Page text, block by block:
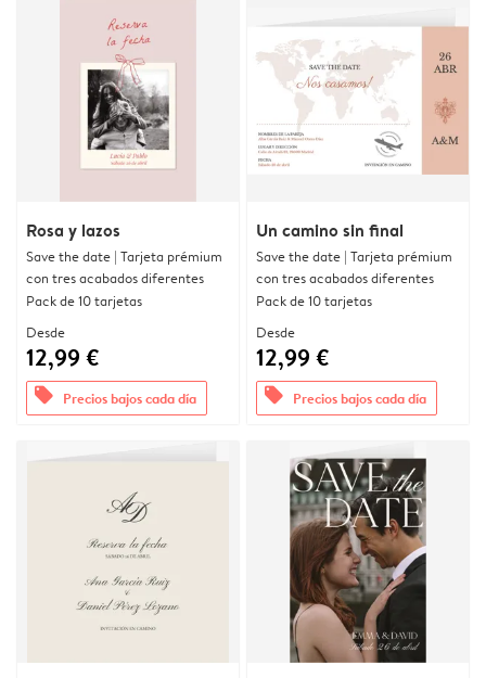
Rosa y lazos
Save the date | Tarjeta prémium
con tres acabados diferentes
Pack de 10 tarjetas
Desde
12,99 €
offers Precios bajos cada día
Un camino sin final
Save the date | Tarjeta prémium
con tres acabados diferentes
Pack de 10 tarjetas
Desde
12,99 €
offers Precios bajos cada día